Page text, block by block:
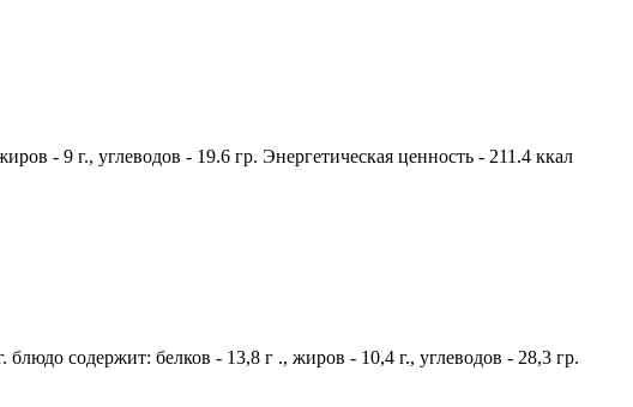
- 9 г., углеводов - 19.6 гр. Энергетическая ценность - 211.4 ккал
содержит: белков - 13,8 г ., жиров - 10,4 г., углеводов - 28,3 гр.